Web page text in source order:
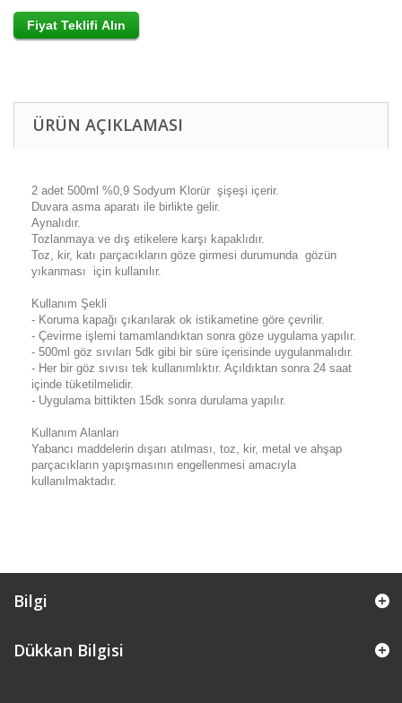
ÜRÜN AÇIKLAMASI
2 adet 500ml %0,9 Sodyum Klorür şişeşi içerir.
Duvara asma aparatı ile birlikte gelir.
Aynalıdır.
Tozlanmaya ve dış etikelere karşı kapaklıdır.
Toz, kir, katı parçacıkların göze girmesi durumunda gözün
yıkanması için kullanılır.
Kullanım Şekli
- Koruma kapağı çıkarılarak ok istikametine göre çevrilir.
- Çevirme işlemi tamamlandıktan sonra göze uygulama yapılır.
- 500ml göz sıvıları 5dk gibi bir süre içerisinde uygulanmalıdır.
- Her bir göz sıvısı tek kullanımlıktır. Açıldıktan sonra 24 saat
içinde tüketilmelidir.
- Uygulama bittikten 15dk sonra durulama yapılır.
Kullanım Alanları
Yabancı maddelerin dışarı atılması, toz, kir, metal ve ahşap
parçacıkların yapışmasının engellenmesi amacıyla
kullanılmaktadır.
Bilgi
Dükkan Bilgisi